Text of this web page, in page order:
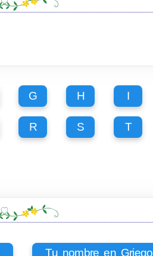
G H I
R S T
Tu nombre en Griego